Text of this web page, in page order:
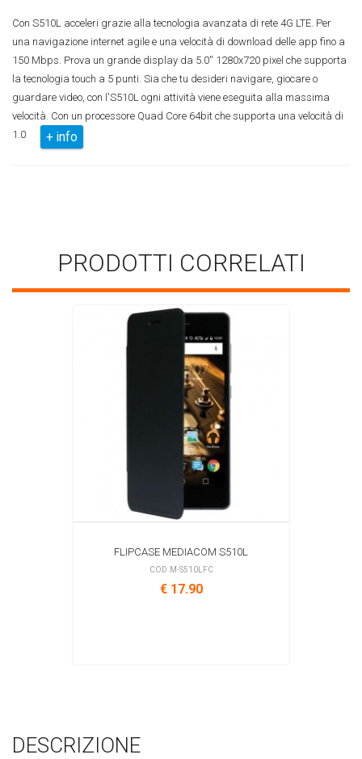
Con S510L acceleri grazie alla tecnologia avanzata di rete 4G LTE. Per
una navigazione internet agile e una velocità di download delle app fino a
150 Mbps. Prova un grande display da 5.0'' 1280x720 pixel che supporta
la tecnologia touch a 5 punti. Sia che tu desideri navigare, giocare o
guardare video, con l'S510L ogni attività viene eseguita alla massima
velocità. Con un processore Quad Core 64bit che supporta una velocità di
1.0
+ info
PRODOTTI CORRELATI
FLIPCASE MEDIACOM S510L
COD.M-S510LFC
€ 17.90
DESCRIZIONE